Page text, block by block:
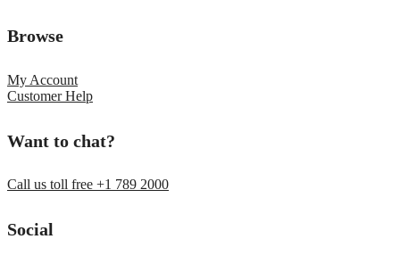
Browse
My Account
Customer Help
Want to chat?
Call us toll free +1 789 2000
Social